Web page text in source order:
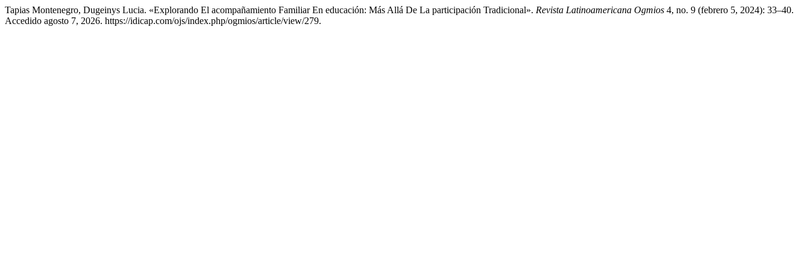
Tapias Montenegro, Dugeinys Lucia. «Explorando El acompañamiento Familiar En educación: Más Allá De La participación Tradicional». Revista Latinoamericana Ogmios 4, no. 9 (febrero 5, 2024): 33–40.
Accedido agosto 7, 2026. https://idicap.com/ojs/index.php/ogmios/article/view/279.